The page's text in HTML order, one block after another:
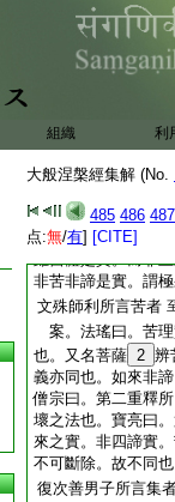
組織 利
大般涅槃經集解 (No.
485 486 487
点:無/有] [CITE]
實 案。僧亮曰。
變。無常而不變也
皆實也。非苦非諦
有實無諦也。僧宗
歴四諦。明如來不
三釋人情疑。疑言
常成不同之義。第
亮曰。此第一階辨
雖當體是實。而非
非苦非諦是實。謂
文殊師利所言苦者
案。法瑤曰。苦
也。又名菩薩 2 辨
義亦同也。如來非
僧宗曰。第二重釋
壞之法也。寶亮曰
來之實。非四諦實
不可斷除。故不同也
復次善男子所言集